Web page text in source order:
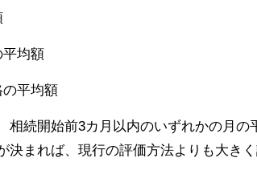
均額
平均額
相続開始前3カ月以内のいずれかの月の
決まれば、現行の評価方法よりも大き